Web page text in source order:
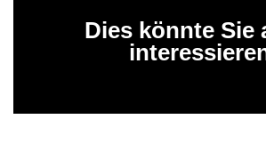
Dies könnte Sie